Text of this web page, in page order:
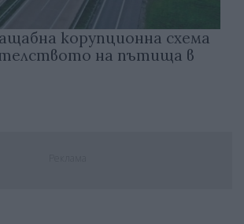
корупционна схема
на пътища в